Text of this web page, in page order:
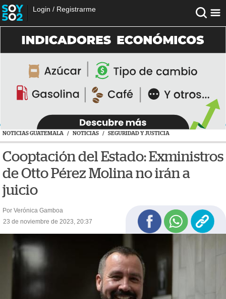
Login / Registrarme
NOTICIAS GUATEMALA / NOTICIAS / SEGURIDAD Y JUSTICIA
Cooptación del Estado: Exministros
de Otto Pérez Molina no irán a
juicio
Por Verónica Gamboa
23 de noviembre de 2023, 20:37